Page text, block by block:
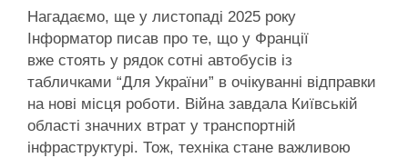
Нагадаємо, ще у листопаді 2025 року
Інформатор писав про те, що у Франції
вже стоять у рядок сотні автобусів із
табличками “Для України” в очікуванні відправки
на нові місця роботи. Війна завдала Київській
області значних втрат у транспортній
інфраструктурі. Тож, техніка стане важливою